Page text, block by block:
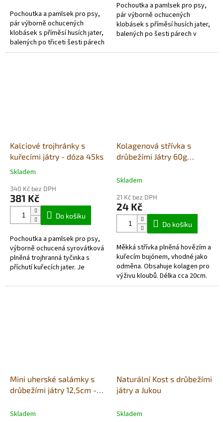
Pochoutka a pamlsek pro psy,
pár výborně ochucených
klobásek s příměsí husích jater,
balených po třiceti šesti párech
v pevném samostojícím
hvězdiček.
Pochoutka a pamlsek pro psy,
pár výborně ochucených
klobásek s příměsí husích jater,
balených po šesti párech v
Rozměr: 1,5x50cm. Doplňkové
Kalciové trojhránky s
kuřecími játry - dóza 45ks
Průměrné
produktu
je
hvězdiček.
Skladem
340 Kč bez DPH
381 Kč
Do košíku
Pochoutka a pamlsek pro psy,
výborně ochucená syrovátková
plněná trojhranná tyčinka s
příchutí kuřecích jater. Je
rozlomit na více dílů a proto je...
Kolagenová střívka s
drůbežími Játry 60g
Skladem
21 Kč bez DPH
24 Kč
Do košíku
Měkká střívka plněná hovězím a
kuřecím bujónem, vhodné jako
odměna. Obsahuje kolagen pro
výživu kloubů. Délka cca 20cm.
Mini uherské salámky s
drůbežími játry 12,5cm -
Skladem
Naturální Kost s drůbežími
játry a Jukou
Skladem